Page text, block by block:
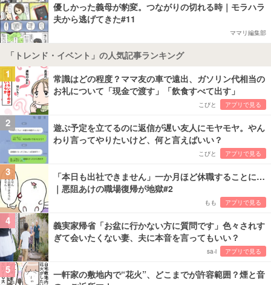
優しかった義母が豹変。つながりの切れる時｜モラハラ
夫から逃げてきた#11
ママリ編集部
「トレンド・イベント」の人気記事ランキング
1
常識はどの程度？ママ友の車で遠出、ガソリン代相当の
お礼について「現金で渡す」「飲食すべて出す」
こびと アプリで見る
2
遊ぶ予定を立てるのに返信が遅い友人にモヤモヤ。やん
わり言ってやりたいけど、何と言えばいい？
こびと アプリで見る
3
「本日も出社できません」一か月ほど休職することに…
｜悪阻あけの職場復帰が地獄#2
もも アプリで見る
4
義実家帰省「お盆に行かない方に質問です」色々されす
ぎて会いたくない妻、夫に本音を言ってもいい？
sa-i アプリで見る
5
一軒家の敷地内で“花火”、どこまでが許容範囲？煙と音